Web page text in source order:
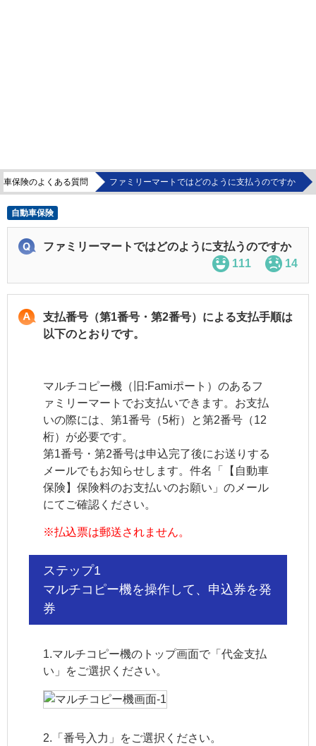
車保険のよくある質問 ファミリーマートではどのように支払うのですか
自動車保険
ファミリーマートではどのように支払うのですか
111
14
支払番号（第1番号・第2番号）による支払手順は
以下のとおりです。
マルチコピー機（旧:Famiポート）のあるフ
ァミリーマートでお支払いできます。お支払
いの際には、第1番号（5桁）と第2番号（12
桁）が必要です。
第1番号・第2番号は申込完了後にお送りする
メールでもお知らせします。件名「【自動車
保険】保険料のお支払いのお願い」のメール
にてご確認ください。
※払込票は郵送されません。
ステップ1
マルチコピー機を操作して、申込券を発
券
1.マルチコピー機のトップ画面で「代金支払
い」をご選択ください。
2.「番号入力」をご選択ください。